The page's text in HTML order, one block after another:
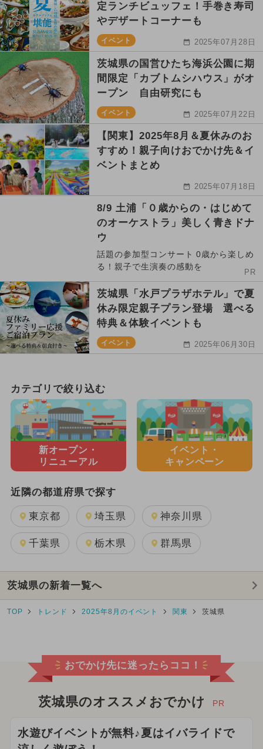
定ランチビュッフェ！手巻き寿司
やデザートコーナーも
イベント 2025年07月28日
茨城県の国営ひたち海浜公園に期
間限定「カブトムシハウス」がオ
ープン 自由研究にも
イベント 2025年07月22日
【関東】2025年8月＆夏休みのお
すすめ！親子向けおでかけ先＆イ
ベントまとめ
2025年07月18日
8/9 土浦「０歳からの・はじめて
のオーケストラ」美しく青きドナ
ウ
話題の参加型コンサート 0歳から楽しめ
る！親子で生演奏の感動を
PR
茨城県「水戸プラザホテル」で夏
休み限定親子プラン登場 選べる
特典＆体験イベントも
イベント 2025年06月30日
カテゴリで絞り込む
新オープン・
リニューアル
イベント・
キャンペーン
近隣の都道府県で探す
東京都 埼玉県 神奈川県
千葉県 栃木県 群馬県
茨城県の新着一覧へ
TOP トレンド 2025年8月のイベント 関東 茨城県
おでかけ先に迷ったらココ！
茨城県のオススメおでかけ PR
水遊びイベントが無料♪夏はイバライドで